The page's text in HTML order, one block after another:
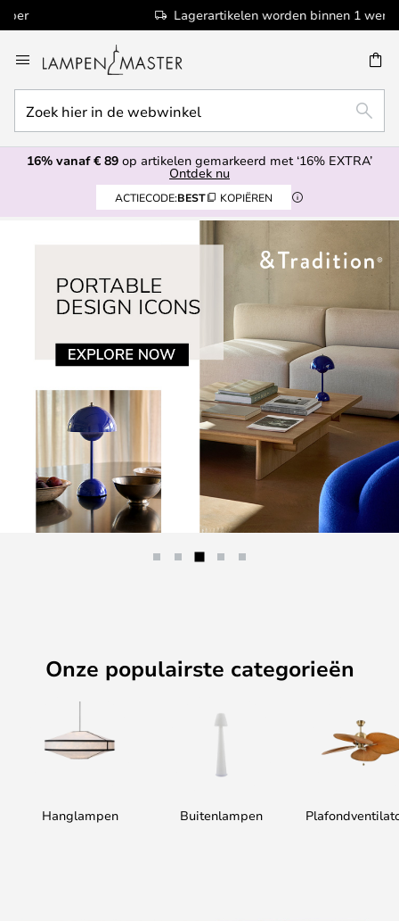
Lagerartikelen worden binnen 1 werkdag verzonden
naar
de
inhoud
hier
in
de16% vanaf € 89 op artikelen gemarkeerd met ‘16% EXTRA’
Ontdek nu
ACTIECODE:BEST KOPIËREN
Onze populairste categorieën
Hanglampen Buitenlampen